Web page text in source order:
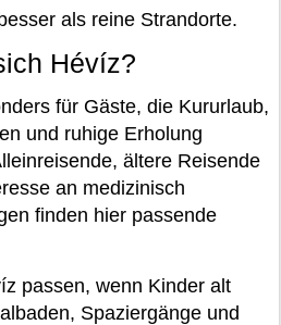
als reine Strandorte.
Hévíz?
für Gäste, die Kururlaub,
und ruhige Erholung
ältere Reisende
an medizinisch
finden hier passende
passen, wenn Kinder alt
Spaziergänge und